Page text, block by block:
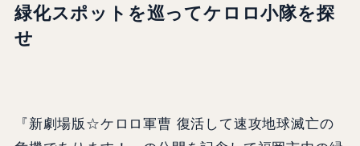
緑化スポットを巡ってケロロ小隊を探
せ
『新劇場版☆ケロロ軍曹 復活して速攻地球滅亡の